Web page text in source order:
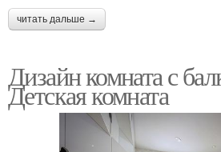
читать дальше →
Дизайн комната с
Детская комната